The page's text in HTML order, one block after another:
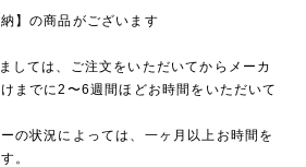
】の商品がございます
しては、ご注文をいただいてからメーカ
までに2〜6週間ほどお時間をいただいて
の状況によっては、一ヶ月以上お時間を
。